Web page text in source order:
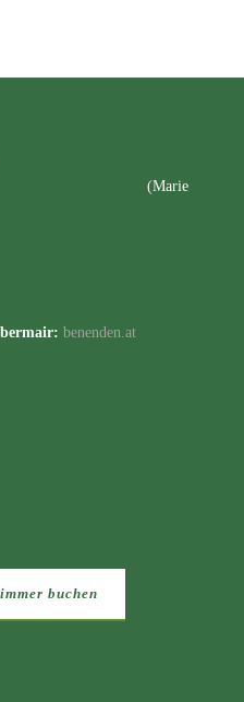
(Marie
benenden.at
buchen